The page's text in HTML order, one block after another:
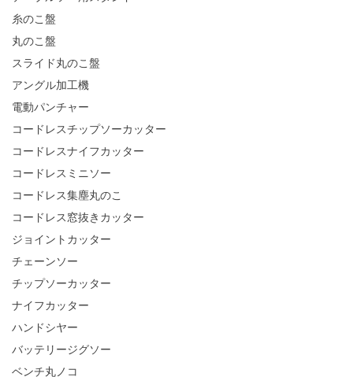
糸のこ盤
丸のこ盤
スライド丸のこ盤
アングル加工機
電動パンチャー
コードレスチップソーカッター
コードレスナイフカッター
コードレスミニソー
コードレス集塵丸のこ
コードレス窓抜きカッター
ジョイントカッター
チェーンソー
チップソーカッター
ナイフカッター
ハンドシヤー
バッテリージグソー
ベンチ丸ノコ